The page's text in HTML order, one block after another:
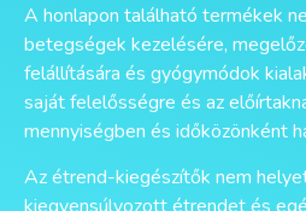
A honlapon található termékek
betegségek kezelésére,
felállítására és gyógymódok
saját felelősségre és az
mennyiségben és időközönként
Az étrend-kiegészítők nem